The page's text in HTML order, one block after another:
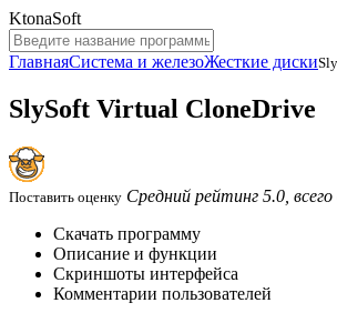
KtonaSoft
ГлавнаяСистема и железоЖесткие диски
SlySoft Virtual CloneDrive
Поставить оценку Средний рейтинг 5.0,
Скачать программу
Описание и функции
Скриншоты интерфейса
Комментарии пользователей